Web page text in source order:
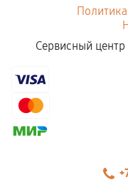
Сервисный центр